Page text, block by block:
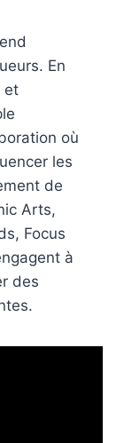
En
et
où
les
de
Arts,
Focus
à
des